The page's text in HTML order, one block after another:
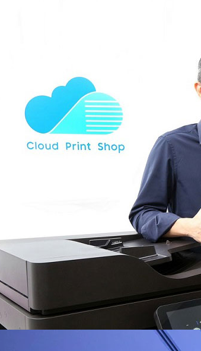
งเทรนด์ใหม่ให้วงการเครื่องถ่ายเอกสาร “ซัมซุง คลาวด์
อก บลูพรินต์ ประเดิมกลุ่มลูกค้าศูนย์ถ่ายเอกสาร ตั้งเป้าข
วรุกตลาดเครื่องถ่ายเอกสาร สร้างเทรนด์ใหม่ด้วย “ซัมซุ
วกและคล่องตัว ล่าสุดจับมือ บางกอก บลูพรินต์ ขยายสู่ตล
ย์พฤติกรรมลูกค้ายุคดิจิทัลที่ต้องการความสะดวกรวดเร็ว
ยายสู่ 30 ศูนย์ภายในสิ้นปีนี้ นายบุญเลิศ วิบูลย์เกียรติ รอง
โทรนิคส์ จำกัด กล่าวว่า “พฤติกรรมของผู้บริโภครุ่นใหม่
วดเร็ว รวมถึงการพิมพ์เอกสารก็ต้องการความสะดวกรวด
ช้โมบายล์พรินติ้งมีจำนวนเพิ่มขึ้นเรื่อยๆ จาก 11%ในปี
เสริมการทำงานในยุคใหม่ เพราะช่วยให้สามารถส่งงานได้
Kritsadangphorn | 3593 days ago